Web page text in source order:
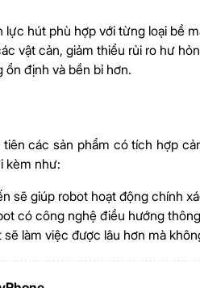
hút phù hợp với từng loại bề
vật cản, giảm thiểu rủi ro hư
ổn định và bền bỉ hơn.
các sản phẩm có tích hợp
kèm như:
sẽ giúp robot hoạt động chính
có công nghệ điều hướng
sẽ làm việc được lâu hơn mà